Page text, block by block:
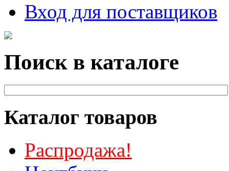
Вход для поставщиков
Поиск в каталоге
Каталог товаров
Распродажа!